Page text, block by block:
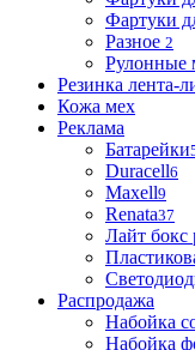
Фартуки
Разное 2
Рулонные
Резинка лента-
Кожа мех
Реклама
Батарейки
Duracell6
Maxell9
Renata37
Лайт бокс
Распродажа
Набойка
Набойка